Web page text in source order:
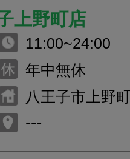
上野町店
11:00~24:00
年中無休
八王子市上野
---